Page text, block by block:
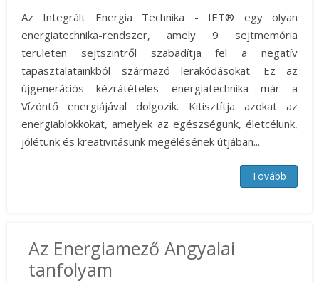
Az Integrált Energia Technika - IET® egy olyan
energiatechnika-rendszer, amely 9 sejtmemória
területen sejtszintről szabadítja fel a negatív
tapasztalatainkból származó lerakódásokat. Ez az
újgenerációs kézrátételes energiatechnika már a
Vízöntő energiájával dolgozik. Kitisztítja azokat az
energiablokkokat, amelyek az egészségünk, életcélunk,
jólétünk és kreativitásunk megélésének útjában...
Tovább
Az Energiamező Angyalai
tanfolyam